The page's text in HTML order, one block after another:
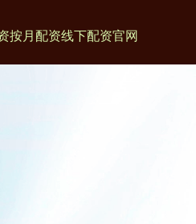
按月配资线下配资官网